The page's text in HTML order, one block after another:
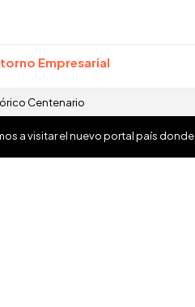
Empresarial
Centenario
a visitar el nuevo portal país